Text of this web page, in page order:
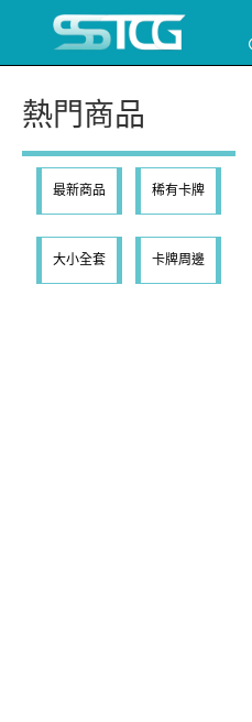
熱門商品
最新商品 稀有卡牌
大小全套 卡牌周邊